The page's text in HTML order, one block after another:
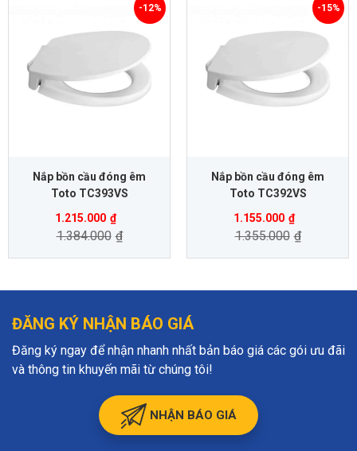
Nắp bồn cầu đóng êm
Toto TC393VS
1.215.000 ₫
1.384.000 ₫
-12%
Nắp bồn cầu đóng êm
Toto TC392VS
1.155.000 ₫
1.355.000 ₫
-15%
ĐĂNG KÝ NHẬN BÁO GIÁ
Đăng ký ngay để nhận nhanh nhất bản báo giá các gói ưu đãi
và thông tin khuyến mãi từ chúng tôi!
NHẬN BÁO GIÁ